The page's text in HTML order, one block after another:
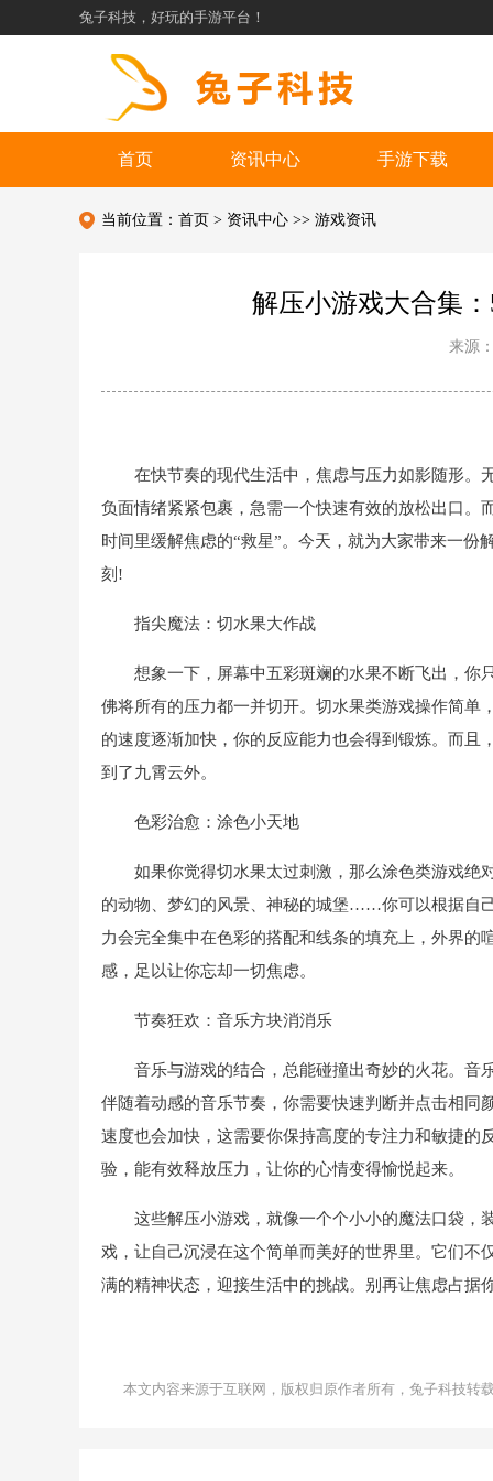
兔子科技，好玩的手游平台！
首页 资讯中心 手游下载
当前位置： 首页 > 资讯中心 >> 游戏资讯
解压小游戏大合集
来源
在快节奏的现代生活中，焦虑与压力如影随形。
负面情绪紧紧包裹，急需一个快速有效的放松出口。
时间里缓解焦虑的“救星”。今天，就为大家带来一
刻!
指尖魔法：切水果大作战
想象一下，屏幕中五彩斑斓的水果不断飞出，你
佛将所有的压力都一并切开。切水果类游戏操作简单
的速度逐渐加快，你的反应能力也会得到锻炼。而
到了九霄云外。
色彩治愈：涂色小天地
如果你觉得切水果太过刺激，那么涂色类游戏绝
的动物、梦幻的风景、神秘的城堡……你可以根据自
力会完全集中在色彩的搭配和线条的填充上，外界
感，足以让你忘却一切焦虑。
节奏狂欢：音乐方块消消乐
音乐与游戏的结合，总能碰撞出奇妙的火花。音
伴随着动感的音乐节奏，你需要快速判断并点击相同
速度也会加快，这需要你保持高度的专注力和敏捷的
验，能有效释放压力，让你的心情变得愉悦起来。
这些解压小游戏，就像一个个小小的魔法口袋，
戏，让自己沉浸在这个简单而美好的世界里。它们
满的精神状态，迎接生活中的挑战。别再让焦虑占
本文内容来源于互联网，版权归原作者所有，兔子科技转